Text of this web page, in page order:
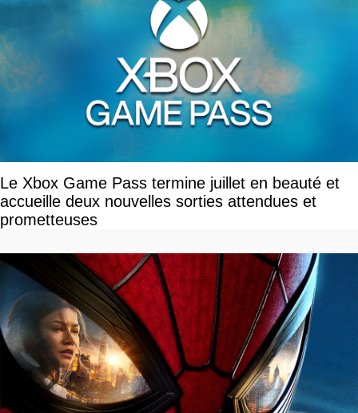
Le Xbox Game Pass termine juillet en beauté et
accueille deux nouvelles sorties attendues et
prometteuses